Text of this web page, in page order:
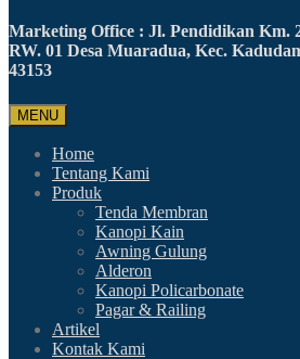
Marketing Office : Jl. Pendidikan Km.
RW. 01 Desa Muaradua, Kec.
43153
MENU
Home
Tentang Kami
Produk
Tenda Membran
Kanopi Kain
Awning Gulung
Alderon
Kanopi Policarbonate
Pagar & Railing
Artikel
Kontak Kami